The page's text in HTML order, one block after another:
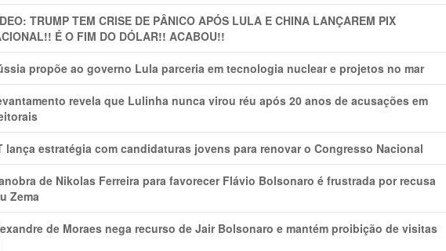
TRUMP TEM CRlSE DE PÂNlCO APÓS LULA E CHINA LANÇAREM PIX
É O FIM DO DÓLAR!! ACABOU!!
propõe ao governo Lula parceria em tecnologia nuclear e projetos no mar
revela que Lulinha nunca virou réu após 20 anos de acusações em
lança estratégia com candidaturas jovens para renovar o Congresso Nacional
de Nikolas Ferreira para favorecer Flávio Bolsonaro é frustrada por recusa
Zema
de Moraes nega recurso de Jair Bolsonaro e mantém proibição de visitas